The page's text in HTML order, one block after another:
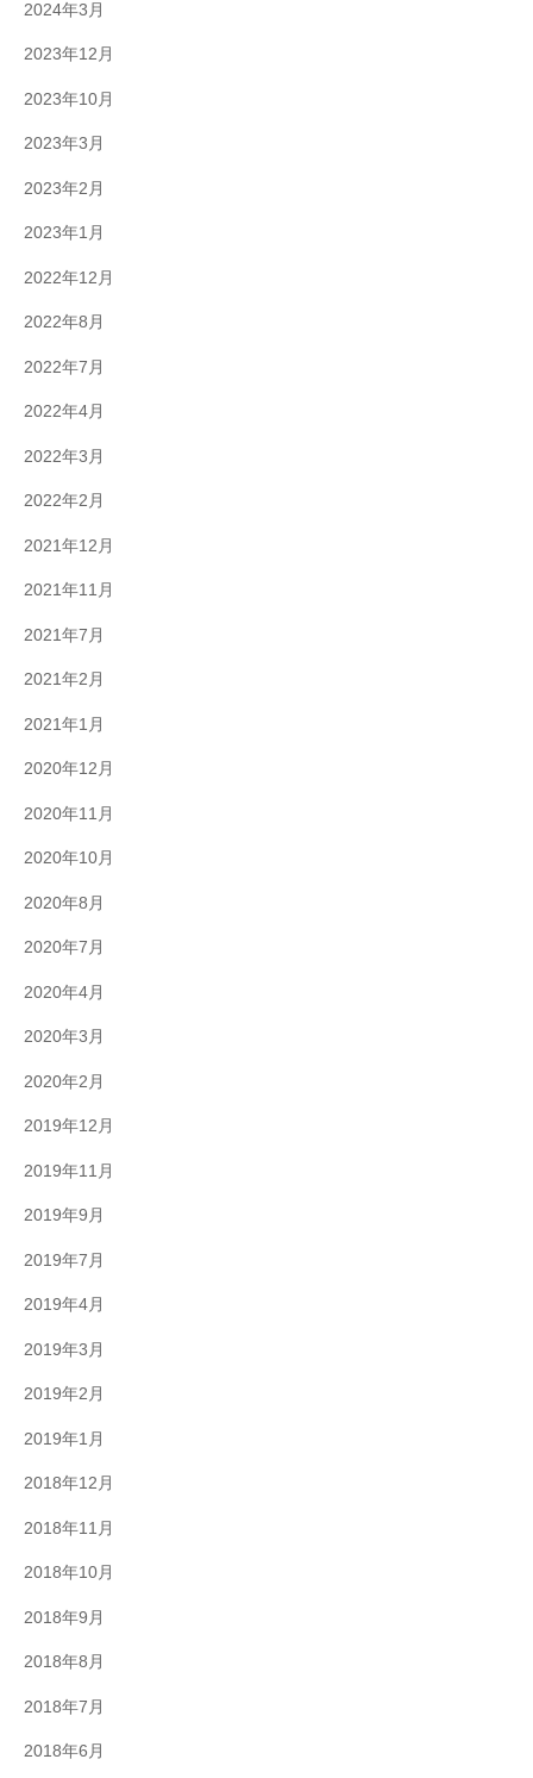
2024年3月
2023年12月
2023年10月
2023年3月
2023年2月
2023年1月
2022年12月
2022年8月
2022年7月
2022年4月
2022年3月
2022年2月
2021年12月
2021年11月
2021年7月
2021年2月
2021年1月
2020年12月
2020年11月
2020年10月
2020年8月
2020年7月
2020年4月
2020年3月
2020年2月
2019年12月
2019年11月
2019年9月
2019年7月
2019年4月
2019年3月
2019年2月
2019年1月
2018年12月
2018年11月
2018年10月
2018年9月
2018年8月
2018年7月
2018年6月